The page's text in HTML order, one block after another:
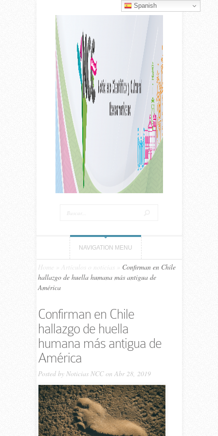
NAVIGATION MENU
Home Artículos o noticias
Confirman en Chile
hallazgo de huella humana más antigua de
América
Confirman en Chile
hallazgo de huella
humana más antigua de
América
Posted by Noticias NCCon Abr 28, 2019
Spanish